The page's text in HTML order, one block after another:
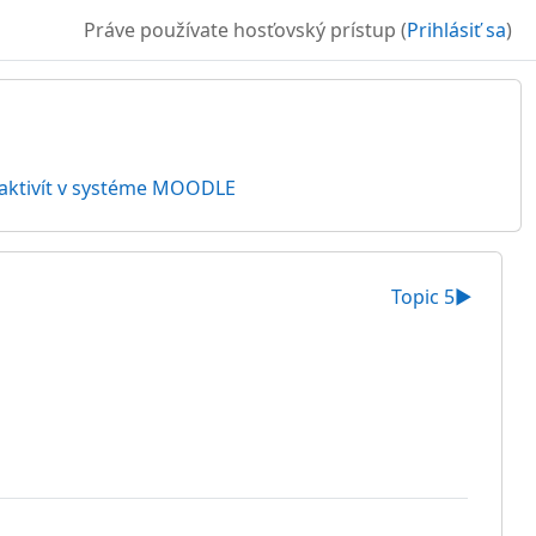
Práve používate hosťovský prístup (Prihlásiť sa)
v systéme MOODLE
Topic 5▶︎